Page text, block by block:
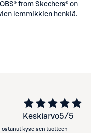
from Skechers® on
lemmikkien henkiä.
Keskiarvo5/5
ostanut kyseisen tuotteen